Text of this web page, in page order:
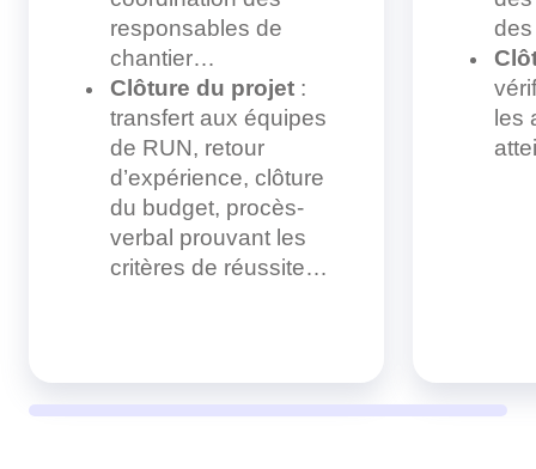
responsables de
chantier…
Clôture du projet :
transfert aux équipes
de RUN, retour
d’expérience, clôture
du budget, procès-
verbal prouvant les
critères de réussite…
les